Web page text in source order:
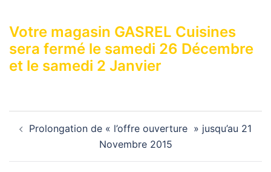
Votre magasin GASREL Cuisines
sera fermé le samedi 26 Décembre
et le samedi 2 Janvier
d’article
Prolongation de « l’offre ouverture » jusqu’au 21
Novembre 2015